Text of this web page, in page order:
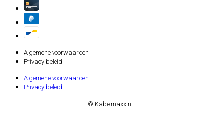
Algemene voorwaarden
Privacy beleid
Algemene voorwaarden
Privacy beleid
© Kabelmaxx.nl